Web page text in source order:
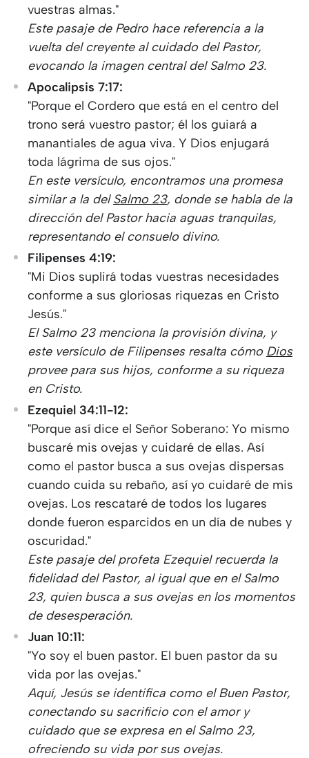
vuestras almas."
Este pasaje de Pedro hace referencia a la
vuelta del creyente al cuidado del Pastor,
evocando la imagen central del Salmo 23.
Apocalipsis 7:17:
"Porque el Cordero que está en el centro del
trono será vuestro pastor; él los guiará a
manantiales de agua viva. Y Dios enjugará
toda lágrima de sus ojos."
En este versículo, encontramos una promesa
similar a la delSalmo 23, donde se habla de la
dirección del Pastor hacia aguas tranquilas,
representando el consuelo divino.
Filipenses 4:19:
"Mi Dios suplirá todas vuestras necesidades
conforme a sus gloriosas riquezas en Cristo
Jesús."
El Salmo 23 menciona la provisión divina, y
este versículo de Filipenses resalta cómo Dios
provee para sus hijos, conforme a su riqueza
en Cristo.
Ezequiel 34:11-12:
"Porque así dice el Señor Soberano: Yo mismo
buscaré mis ovejas y cuidaré de ellas. Así
como el pastor busca a sus ovejas dispersas
cuando cuida su rebaño, así yo cuidaré de mis
ovejas. Los rescataré de todos los lugares
donde fueron esparcidos en un día de nubes y
oscuridad."
Este pasaje del profeta Ezequiel recuerda la
fidelidad del Pastor, al igual que en el Salmo
23, quien busca a sus ovejas en los momentos
de desesperación.
Juan 10:11:
"Yo soy el buen pastor. El buen pastor da su
vida por las ovejas."
Aquí, Jesús se identifica como el Buen Pastor,
conectando su sacrificio con el amor y
cuidado que se expresa en el Salmo 23,
ofreciendo su vida por sus ovejas.